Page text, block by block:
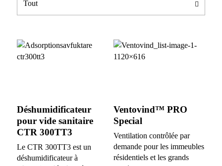
Déshumidificateur
pour vide sanitaire
CTR 300TT3
Le CTR 300TT3 est un
déshumidificateur à
Ventovind™ PRO
Special
Ventilation contrôlée par
demande pour les immeubles
résidentiels et les grands